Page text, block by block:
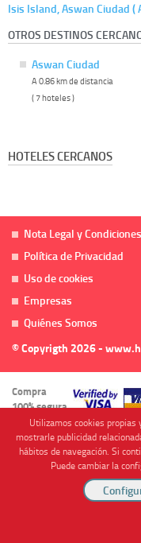
Isis Island, Aswan Ciudad (
OTROS DESTINOS
Aswan Ciudad
A 0.86 km de distancia
( 7 hoteles )
HOTELES CERCANOS
Nota Legal y
Política de Privacidad
Uso de cookies
Empresas
Quiénes Somos
© Copyrigth 2026 -
Compra
100% segura
Cofinanciado por
Utilizamos cookies propias
mostrarle publicidad
hábitos de navegación. Si
Puede cambiar la